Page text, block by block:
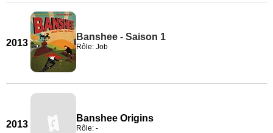
2013
Banshee - Saison 1
Rôle: Job
2013
Banshee Origins
Rôle: -